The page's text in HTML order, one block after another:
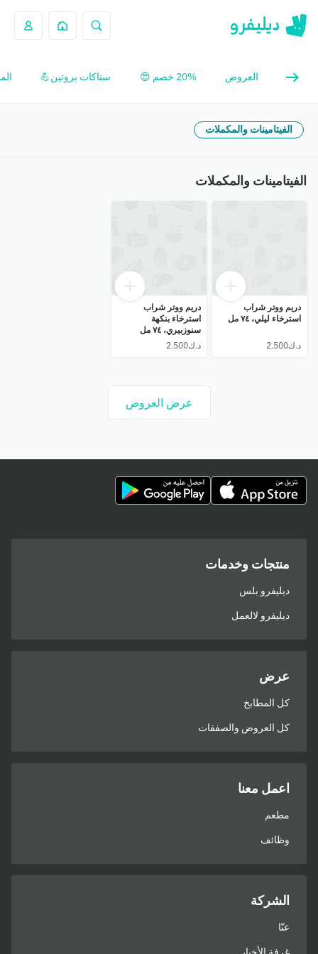
العروض 20% خصم 😍 سناكات بروتين💪
الفيتامينات والمكملات
الفيتامينات والمكملات
دريم ووتر شراب
استرخاء ليلي، ٧٤ مل
دريم ووتر شراب
استرخاء بنكهة
سنوزبيري، ٧٤ مل
⁦د.ك2.500⁩
عرض العروض
منتجات وخدمات
ديليفرو بلس
ديليفرو لالعمل
عرض
كل المطابخ
كل العروض والصفقات
اعمل معنا
مطعم
وظائف
الشركة
عنّا